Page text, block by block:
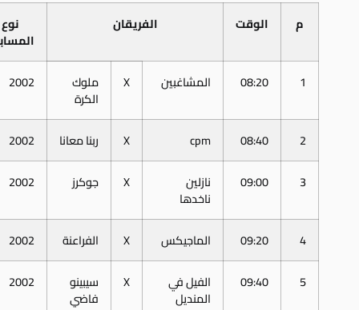
م الوقت الفريقان نوع
1
08:20 المشاغبين X ملوك
الكرة
2002
2
08:40
cpm
X ربنا معانا
2002
3
09:00 نازلين
ناخدها
X جوكرز 2002
4
09:20 الماجيكس X الفراعنة
2002
5
09:40 الفيل في
المنديل
X سيبينو
فاضي
2002